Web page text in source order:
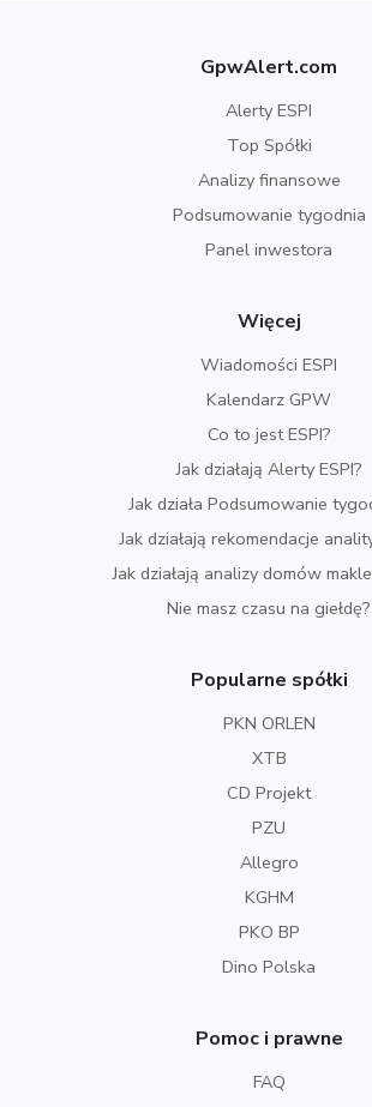
GpwAlert.com
Alerty ESPI
Top Spółki
Analizy finansowe
Podsumowanie tygodnia
Panel inwestora
Więcej
Wiadomości ESPI
Kalendarz GPW
Co to jest ESPI?
Jak działają Alerty ESPI?
Jak działa Podsumowanie
Jak działają rekomendacje
Jak działają analizy domów
Nie masz czasu na giełdę?
Popularne spółki
PKN ORLEN
XTB
CD Projekt
PZU
Allegro
KGHM
PKO BP
Dino Polska
Pomoc i prawne
FAQ